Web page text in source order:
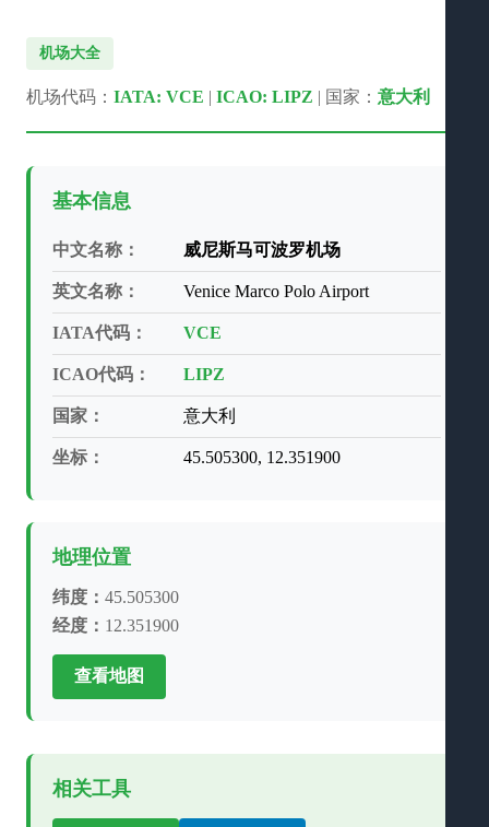
机场大全
机场代码： IATA: VCE | ICAO: LIPZ | 国家： 意大利
基本信息
中文名称： 威尼斯马可波罗机场
英文名称： Venice Marco Polo Airport
IATA代码： VCE
ICAO代码： LIPZ
国家： 意大利
坐标： 45.505300, 12.351900
地理位置
纬度： 45.505300
经度： 12.351900
查看地图
相关工具